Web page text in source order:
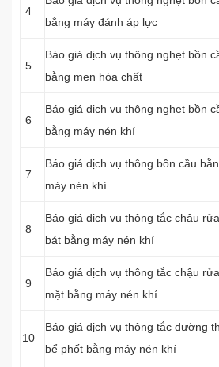
4
bằng máy đánh áp lực
5
Báo giá dịch vụ thông nghẹt bồn
bằng men hóa chất
6
Báo giá dịch vụ thông nghẹt bồn
bằng máy nén khí
7
Báo giá dịch vụ thông bồn cầu
máy nén khí
8
Báo giá dịch vụ thông tắc chậu rửa
bát bằng máy nén khí
9
Báo giá dịch vụ thông tắc chậu rửa
mặt bằng máy nén khí
10
Báo giá dịch vụ thông tắc đường
bể phốt bằng máy nén khí